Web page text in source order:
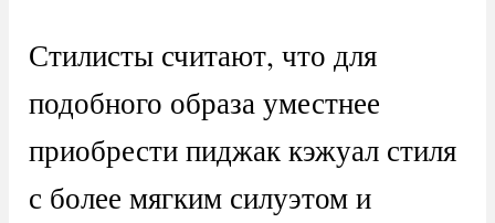
Стилисты считают, что для
подобного образа уместнее
приобрести пиджак кэжуал стиля
с более мягким силуэтом и